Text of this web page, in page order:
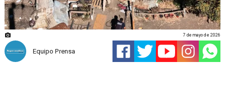
Equipo Prensa
7 de mayo de 2026